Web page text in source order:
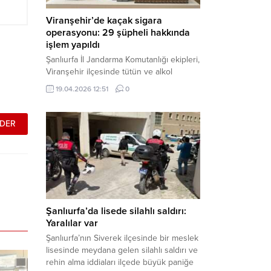
Viranşehir’de kaçak sigara
operasyonu: 29 şüpheli hakkında
işlem yapıldı
Şanlıurfa İl Jandarma Komutanlığı ekipleri,
Viranşehir ilçesinde tütün ve alkol
kaçakçılığına yönelik yürüttüğü kapsamlı
çalışmalar neticesinde binlerce paket
Operasyon kapsamında çok sayıda şahıs
hakkında adli süreç başlatıldı. Haber
Merkezi – Şanlıurfa Valiliği bünyesinde İl
Jandarma Komutanlığı tarafından
gerçekleştirilen “Tütün ve Alkol
Kaçakçılarına Yönelik Çalışmalar” tüm...
19.04.2026 12:51 0
Şanlıurfa’da lisede silahlı saldırı:
Yaralılar var
Şanlıurfa’nın Siverek ilçesinde bir meslek
lisesinde meydana gelen silahlı saldırı ve
rehin alma iddiaları ilçede büyük paniğe